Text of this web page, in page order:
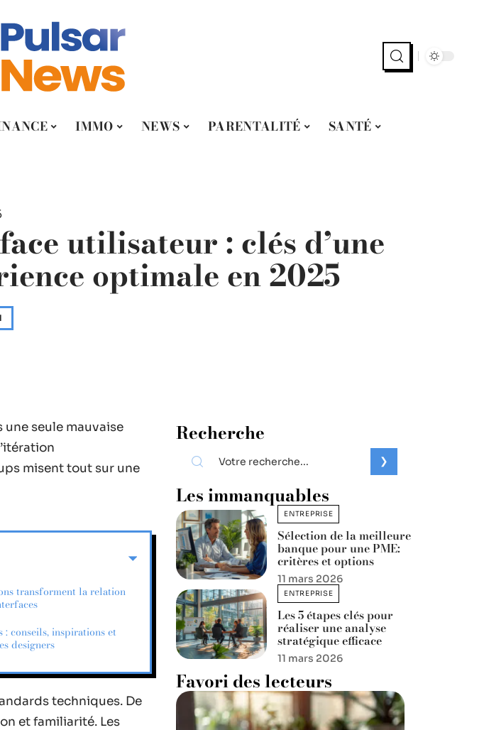
IMMO NEWS PARENTALITÉ
SANTÉ
utilisateur : clés d’une
optimale en 2025
seule mauvaise
misent tout sur une
transforment la relation
conseils, inspirations et
designers
techniques. De
et familiarité. Les
Recherche
Les immanquables
ENTREPRISE
Sélection de la meilleure
banque pour une PME:
critères et options
11 mars 2026
ENTREPRISE
Les 5 étapes clés pour
réaliser une analyse
stratégique efficace
11 mars 2026
Favori des lecteurs